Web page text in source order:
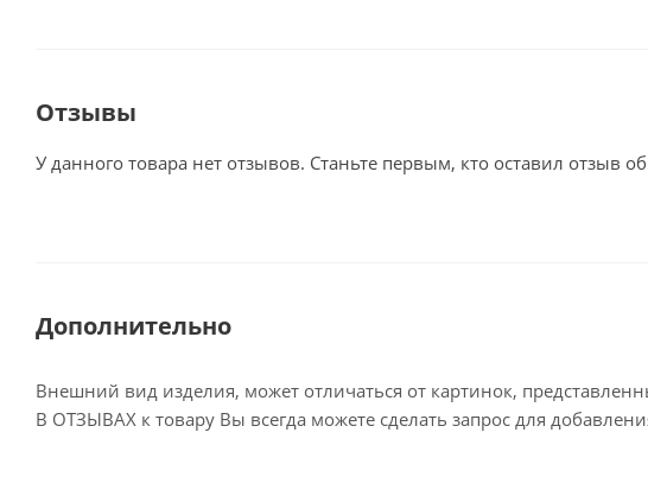
Отзывы
У данного товара нет отзывов. Станьте первым, кто оставил отзыв
Дополнительно
Внешний вид изделия, может отличаться от картинок,
В ОТЗЫВАХ к товару Вы всегда можете сделать запрос для